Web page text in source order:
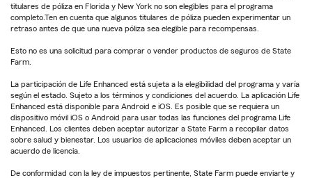
titulares de póliza en Florida y New York no son elegibles para el programa
completo.Ten en cuenta que algunos titulares de póliza pueden experimentar un
retraso antes de que una nueva póliza sea elegible para recompensas.
Esto no es una solicitud para comprar o vender productos de seguros de State
Farm.
La participación de Life Enhanced está sujeta a la elegibilidad del programa y varía
según el estado. Sujeto a los términos y condiciones del acuerdo. La aplicación Life
Enhanced está disponible para Android e iOS. Es posible que se requiera un
dispositivo móvil iOS o Android para usar todas las funciones del programa Life
Enhanced. Los clientes deben aceptar autorizar a State Farm a recopilar datos
sobre salud y bienestar. Los usuarios de aplicaciones móviles deben aceptar un
acuerdo de licencia.
De conformidad con la ley de impuestos pertinente, State Farm puede enviarte y